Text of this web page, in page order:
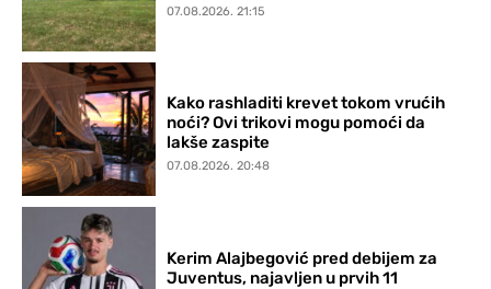
07.08.2026. 21:15
Kako rashladiti krevet tokom vrućih
noći? Ovi trikovi mogu pomoći da
lakše zaspite
07.08.2026. 20:48
Kerim Alajbegović pred debijem za
Juventus, najavljen u prvih 11